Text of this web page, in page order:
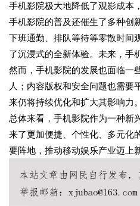
手机影院极大地降低了观影成本
手机影院的普及还催生了多种创
下班通勤、排队等待等零散时间
了沉浸式的全新体验。未来，手
然而，手机影院的发展也面临一
人；内容版权和安全问题也需要
来仍将持续优化和扩大其影响力。
总体来看，手机影院作为一种新
来了更加便捷、个性化、多元化
要阵地，推动移动娱乐产业迈上